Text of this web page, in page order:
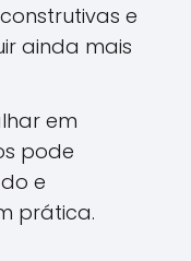
e
ainda mais
em
pode
e
prática.